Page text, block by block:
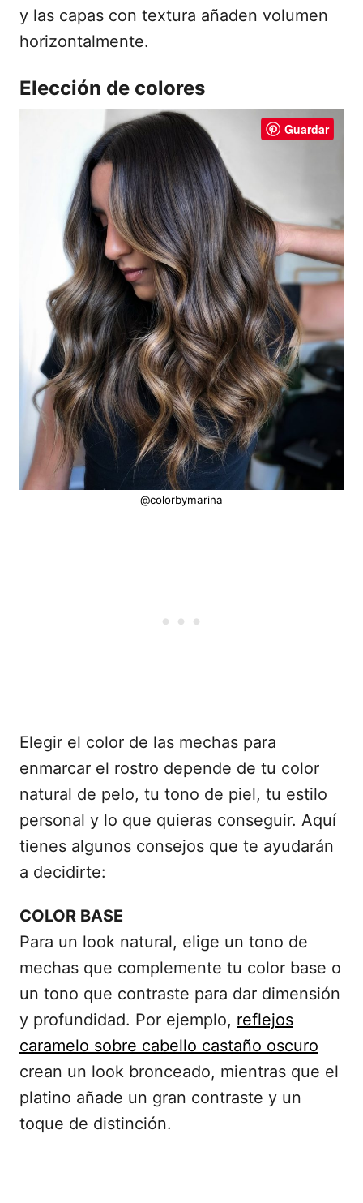
y las capas con textura añaden volumen
horizontalmente.
Elección de colores
Guardar
@colorbymarina
Elegir el color de las mechas para
enmarcar el rostro depende de tu color
natural de pelo, tu tono de piel, tu estilo
personal y lo que quieras conseguir. Aquí
tienes algunos consejos que te ayudarán
a decidirte:
COLOR BASE
Para un look natural, elige un tono de
mechas que complemente tu color base o
un tono que contraste para dar dimensión
y profundidad. Por ejemplo, reflejos
caramelo sobre cabello castaño oscuro
crean un look bronceado, mientras que el
platino añade un gran contraste y un
toque de distinción.